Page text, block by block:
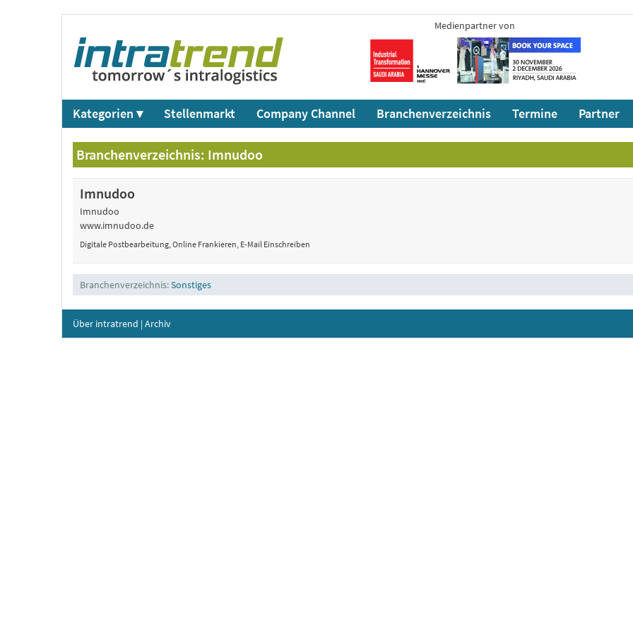
Medienpartner von
Kategorien ▾ Stellenmarkt Company Channel Branchenverzeichnis Termine Partner
Branchenverzeichnis: Imnudoo
Imnudoo
Imnudoo
www.imnudoo.de
Digitale Postbearbeitung, Online Frankieren, E-Mail Einschreiben
Branchenverzeichnis:Sonstiges
Über intratrend | Archiv